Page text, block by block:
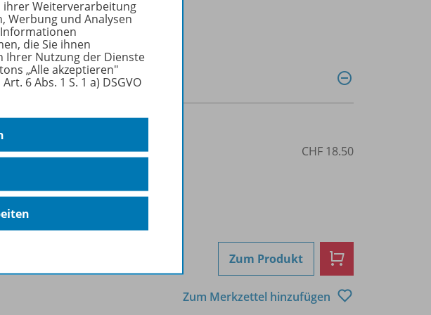
C19894 CHF 18.50
Zum Produkt
Zum Merkzettel hinzufügen
ihrer Weiterverarbeitung
Werbung und Analysen
die Sie ihnen
Ihrer Nutzung der Dienste
„Alle akzeptieren"
6 Abs. 1 S. 1 a) DSGVO